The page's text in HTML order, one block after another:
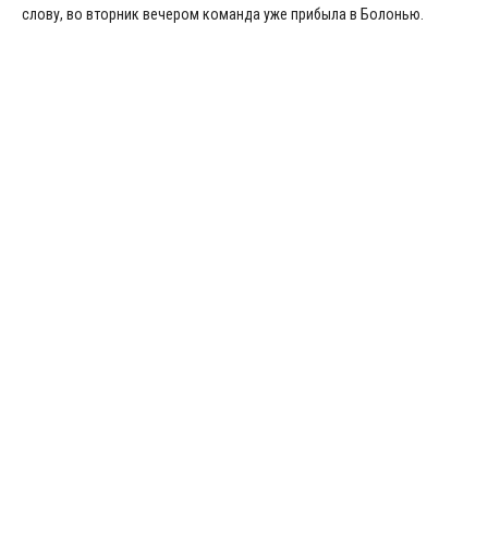
слову, во вторник вечером команда уже прибыла в Болонью.